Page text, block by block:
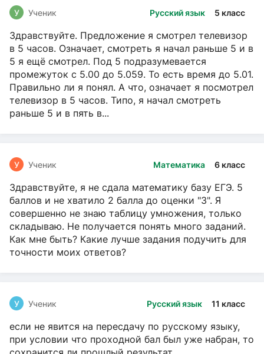
Русский язык 5 класс
У Ученик
Здравствуйте. Предложение я смотрел телевизор
в 5 часов. Означает, смотреть я начал раньше 5 и в
5 я ещё смотрел. Под 5 подразумевается
промежуток с 5.00 до 5.059. То есть время до 5.01.
Правильно ли я понял. А что, означает я посмотрел
телевизор в 5 часов. Типо, я начал смотреть
раньше 5 и в пять в...
Математика 6 класс
У Ученик
Здравствуйте, я не сдала математику базу ЕГЭ. 5
баллов и не хватило 2 балла до оценки "3". Я
совершенно не знаю таблицу умножения, только
складываю. Не получается понять много заданий.
Как мне быть? Какие лучше задания подучить для
точности моих ответов?
Русский язык 11 класс
У Ученик
если не явится на пересдачу по русскому языку,
при условии что проходной бал был уже набран, то